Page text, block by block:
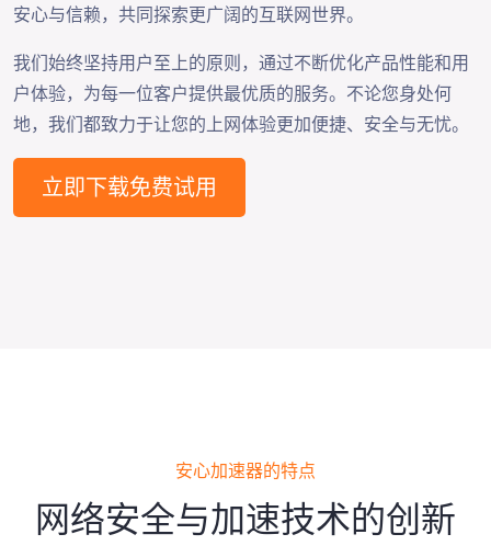
安心与信赖，共同探索更广阔的互联网世界。
我们始终坚持用户至上的原则，通过不断优化产品性能和用
户体验，为每一位客户提供最优质的服务。不论您身处何
地，我们都致力于让您的上网体验更加便捷、安全与无忧。
立即下载免费试用
安心加速器的特点
网络安全与加速技术的创新